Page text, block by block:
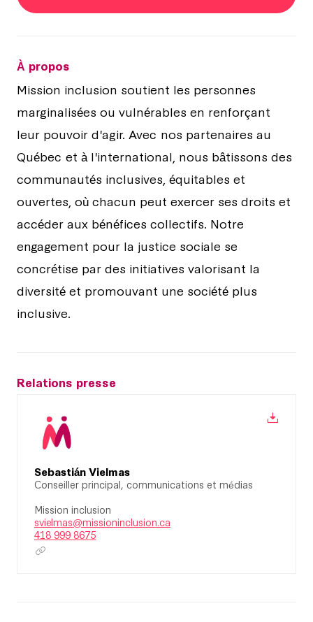
À propos
Mission inclusion soutient les personnes
marginalisées ou vulnérables en renforçant
leur pouvoir d'agir. Avec nos partenaires au
Québec et à l'international, nous bâtissons des
communautés inclusives, équitables et
ouvertes, où chacun peut exercer ses droits et
accéder aux bénéfices collectifs. Notre
engagement pour la justice sociale se
concrétise par des initiatives valorisant la
diversité et promouvant une société plus
inclusive.
Relations presse
Sebastián Vielmas
Conseiller principal, communications et médias
Mission inclusion
svielmas@missioninclusion.ca
418 999 8675